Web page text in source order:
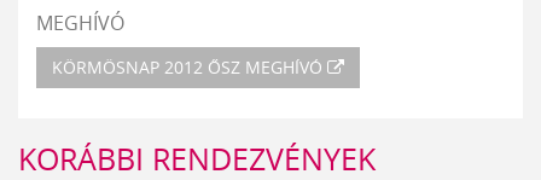
MEGHÍVÓ
KÖRMÖSNAP 2012 ŐSZ MEGHÍVÓ
KORÁBBI RENDEZVÉNYEK